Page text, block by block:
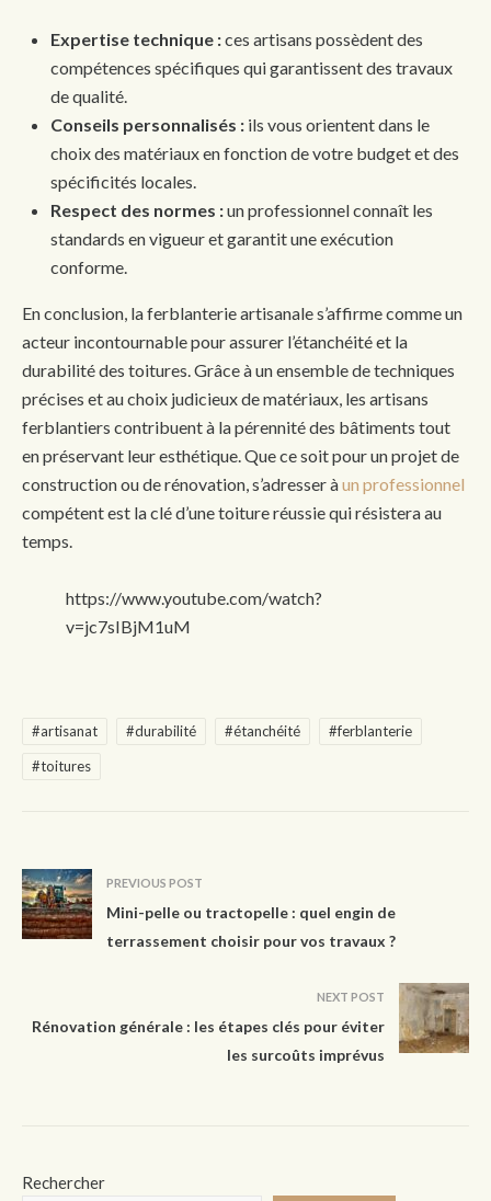
Expertise technique :ces artisans possèdent des
compétences spécifiques qui garantissent des travaux
de qualité.
Conseils personnalisés : ils vous orientent dans le
choix des matériaux en fonction de votre budget et des
spécificités locales.
Respect des normes :un professionnel connaît les
standards en vigueur et garantit une exécution
conforme.
En conclusion, la ferblanterie artisanale s’affirme comme un
acteur incontournable pour assurer l’étanchéité et la
durabilité des toitures. Grâce à un ensemble de techniques
précises et au choix judicieux de matériaux, les artisans
ferblantiers contribuent à la pérennité des bâtiments tout
en préservant leur esthétique. Que ce soit pour un projet de
construction ou de rénovation, s’adresser àun professionnel
compétent est la clé d’une toiture réussie qui résistera au
temps.
https://www.youtube.com/watch?
v=jc7sIBjM1uM
#artisanat #durabilité #étanchéité
#ferblanterie
#toitures
PREVIOUS POST
Mini-pelle ou tractopelle : quel engin de
terrassement choisir pour vos travaux ?
NEXT POST
Rénovation générale : les étapes clés pour éviter
les surcoûts imprévus
Rechercher